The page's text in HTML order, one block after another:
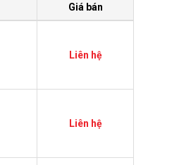
Giá bán
Liên hệ
Liên hệ